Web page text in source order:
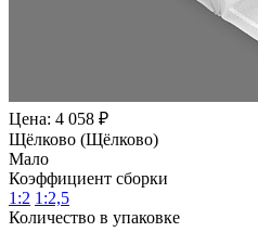
Цена: 4 058 ₽
Щёлково (Щёлково)
Мало
Коэффициент сборки
1:2 1:2,5
Количество в упаковке